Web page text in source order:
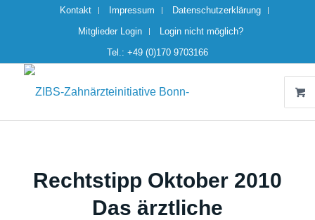
Kontakt Impressum
Datenschutzerklärung
Mitglieder Login
Login nicht möglich?
Tel.: +49 (0)170 9703166
Rechtstipp Oktober 2010
Das ärztliche